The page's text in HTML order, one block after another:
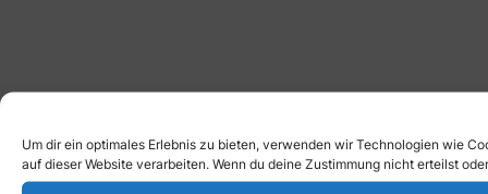
Um dir ein optimales Erlebnis zu bieten, verwenden wir Technologien wie
auf dieser Website verarbeiten. Wenn du deine Zustimmung nicht erteilst